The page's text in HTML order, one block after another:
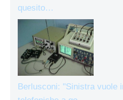
quesito…
Berlusconi: "Sinistra vuole